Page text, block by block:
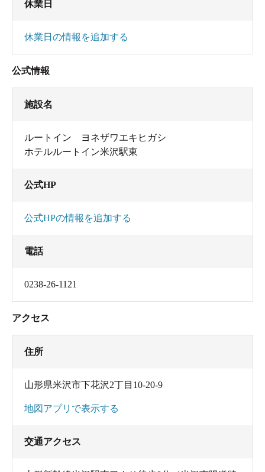
休業日
休業日の情報を追加する
公式情報
施設名
ルートイン ヨネザワエキヒガシ
ホテルルートイン米沢駅東
公式HP
公式HPの情報を追加する
電話
0238-26-1121
アクセス
住所
山形県米沢市下花沢2丁目10-20-9
地図アプリで表示する
交通アクセス